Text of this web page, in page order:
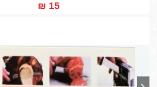
15 ₪‎